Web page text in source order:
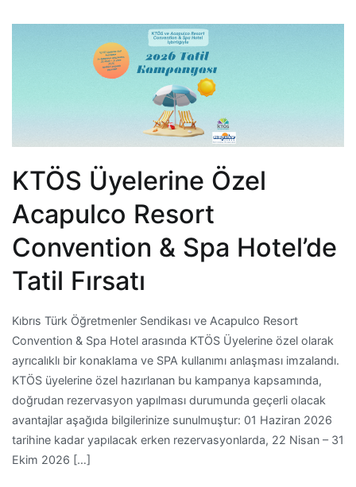
KTÖS Üyelerine Özel
Acapulco Resort
Convention & Spa Hotel’de
Tatil Fırsatı
Kıbrıs Türk Öğretmenler Sendikası ve Acapulco Resort
Convention & Spa Hotel arasında KTÖS Üyelerine özel olarak
ayrıcalıklı bir konaklama ve SPA kullanımı anlaşması imzalandı.
KTÖS üyelerine özel hazırlanan bu kampanya kapsamında,
doğrudan rezervasyon yapılması durumunda geçerli olacak
avantajlar aşağıda bilgilerinize sunulmuştur: 01 Haziran 2026
tarihine kadar yapılacak erken rezervasyonlarda, 22 Nisan – 31
Ekim 2026 […]